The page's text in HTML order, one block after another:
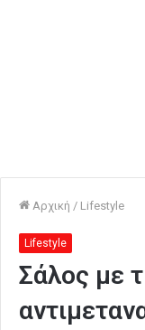
Αρχική / Lifestyle
Lifestyle
Σάλος με